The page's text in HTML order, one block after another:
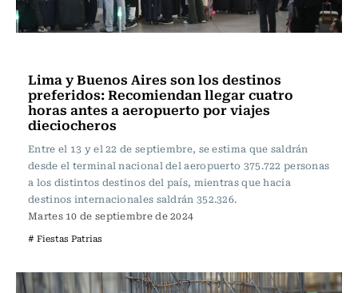
Lima y Buenos Aires son los destinos
preferidos: Recomiendan llegar cuatro
horas antes a aeropuerto por viajes
dieciocheros
Entre el 13 y el 22 de septiembre, se estima que saldrán
desde el terminal nacional del aeropuerto 375.722 personas
a los distintos destinos del país, mientras que hacia
destinos internacionales saldrán 352.326.
Martes 10 de septiembre de 2024
# Fiestas Patrias